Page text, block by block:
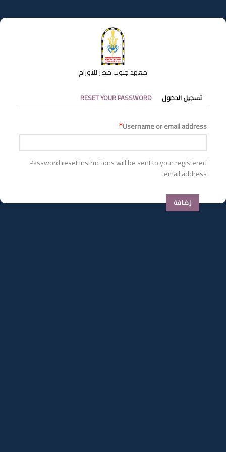
إلى
المحتوى
معهد جنوب مصر للأورام
التبويبات
الأساسية
تسجيل الدخول RESET YOUR PASSWORD
Username or email address
Password reset instructions will be sent to your registered
email address.